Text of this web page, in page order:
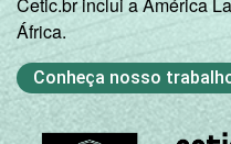
Cetic.br inclui a América
África.
Conheça nosso